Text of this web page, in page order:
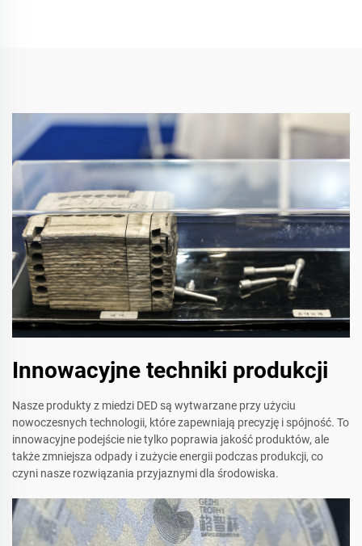
Innowacyjne techniki produkcji
Nasze produkty z miedzi DED są wytwarzane przy użyciu
nowoczesnych technologii, które zapewniają precyzję i spójność. To
innowacyjne podejście nie tylko poprawia jakość produktów, ale
także zmniejsza odpady i zużycie energii podczas produkcji, co
czyni nasze rozwiązania przyjaznymi dla środowiska.